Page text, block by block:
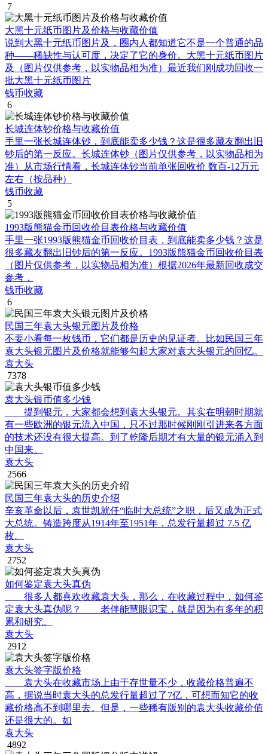
7
大黑十元纸币图片及价格与收藏价值
说到大黑十元纸币图片及，圈内人都知道它不是一个普通的品
种——稀缺性与认可度，决定了它的身价。大黑十元纸币图片
及（图片仅供参考，以实物品相为准）最近我们刚成功回收一
批大黑十元纸币图片
钱币收藏
6
长城连体钞价格与收藏价值
手里一张长城连体钞，到底能卖多少钱？这是很多藏友翻出旧
钞后的第一反应。长城连体钞（图片仅供参考，以实物品相为
准）从市场行情看，长城连体钞当前单张回收价 数百-12万元
左右（按品种）
钱币收藏
5
1993版熊猫金币回收价目表价格与收藏价值
手里一张1993版熊猫金币回收价目表，到底能卖多少钱？这是
很多藏友翻出旧钞后的第一反应。1993版熊猫金币回收价目表
（图片仅供参考，以实物品相为准）根据2026年最新回收成交
参考，
钱币收藏
6
民国三年袁大头银元图片及价格
不要小看每一枚钱币，它们都是历史的见证者。比如民国三年
袁大头银元图片及价格就能够勾起大家对袁大头银元的回忆。
袁大头
7378
袁大头银币值多少钱
提到银元，大家都会想到袁大头银元。其实在明朝时期就
有一些欧洲的银元流入中国，只不过那时候刚刚引进来各方面
的技术还没有很大提高。到了乾隆后期才有大量的银元涌入到
中国来。
袁大头
2566
民国三年袁大头的历史介绍
辛亥革命以后，袁世凯就任“临时大总统”之职，后又成为正式
大总统。铸造跨度从1914年至1951年，总发行量超过 7.5 亿
枚。
袁大头
2752
如何鉴定袁大头真伪
很多人都喜欢收藏袁大头，那么，在收藏过程中，如何鉴
定袁大头真伪呢？ 老伴能慧眼识宝，就是因为有多年的积
累和研究。
袁大头
2912
袁大头签字版价格
袁大头在收藏市场上由于存世量不少，收藏价格普遍不
高，据说当时袁大头的总发行量超过了7亿，可想而知它的收
藏价格高不到哪里去。但是，一些稀有版别的袁大头收藏价值
还是很大的。如
袁大头
4892